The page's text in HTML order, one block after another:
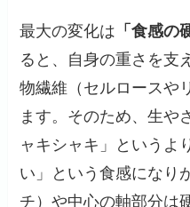
最大の変化は 「食感の
ると、自身の重さを支
物繊維（セルロースや
ます。そのため、生や
ャキシャキ」というよ
い」という食感になり
チ）や中心の軸部分は